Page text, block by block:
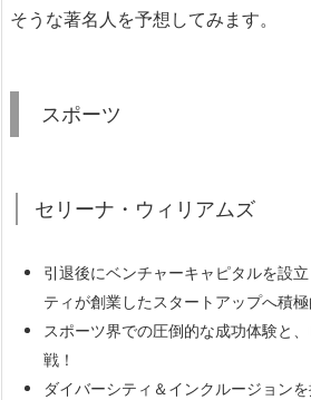
そうな著名人を予想してみます。
スポーツ
セリーナ・ウィリアムズ
引退後にベンチャーキャピタルを設
ティが創業したスタートアップへ積極
スポーツ界での圧倒的な成功体験と
戦！
ダイバーシティ＆インクルージョンを